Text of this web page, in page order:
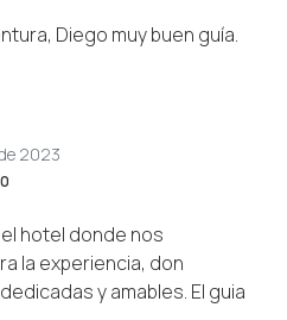
Diego muy buen guía.
2023
hotel donde nos
la experiencia, don
y amables. El guia